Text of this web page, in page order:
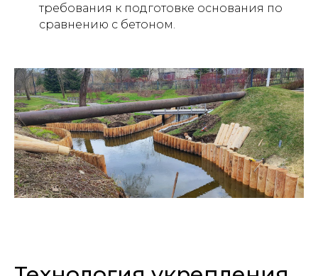
требования к подготовке основания по
сравнению с бетоном.